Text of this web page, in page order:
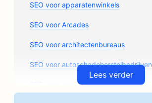
SEO voor apparatenwinkels
SEO voor Arcades
SEO voor architectenbureaus
SEO voor autoschadeherstelbedrijven
SEO voor auto-onderdelenwinkels
Lees verder